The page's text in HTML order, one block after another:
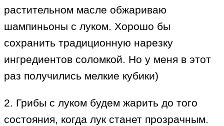
растительном масле обжариваю
шампиньоны с луком. Хорошо бы
сохранить традиционную нарезку
ингредиентов соломкой. Но у меня в этот
раз получились мелкие кубики)
2. Грибы с луком будем жарить до того
состояния, когда лук станет прозрачным.